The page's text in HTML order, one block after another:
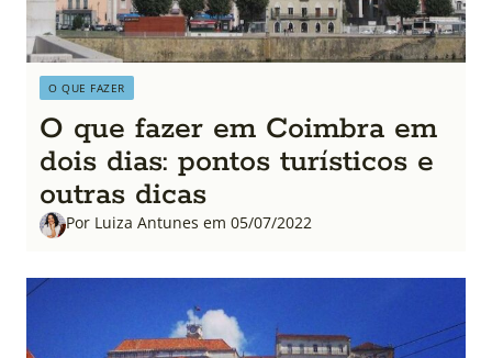
O QUE FAZER
O que fazer em Coimbra em
dois dias: pontos turísticos e
outras dicas
Por Luiza Antunes em 05/07/2022